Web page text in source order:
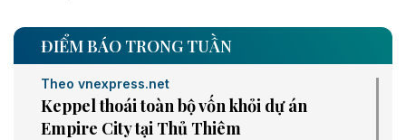
ĐIỂM BÁO TRONG TUẦN
Theo vnexpress.net
Keppel thoái toàn bộ vốn khỏi dự án
Empire City tại Thủ Thiêm